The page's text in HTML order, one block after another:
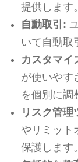
提供します。
自動取引:
いて自動取
カスタマイ
が使いやす
を個別に調
リスク管理
やリミット
保護します。